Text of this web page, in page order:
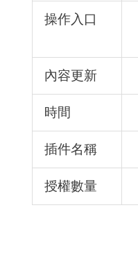
操作入口
內容更新
時間
插件名稱
授權數量